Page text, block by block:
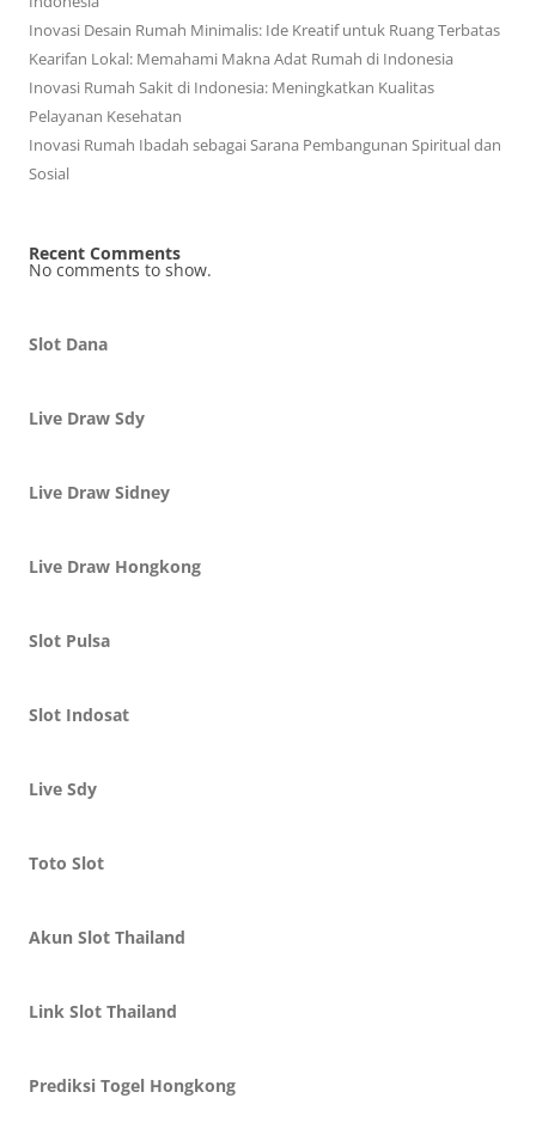
Inovasi Desain Rumah Minimalis: Ide Kreatif untuk Ruang Terbatas
Kearifan Lokal: Memahami Makna Adat Rumah di Indonesia
Inovasi Rumah Sakit di Indonesia: Meningkatkan Kualitas
Pelayanan Kesehatan
Inovasi Rumah Ibadah sebagai Sarana Pembangunan Spiritual dan
Sosial
Recent Comments
No comments to show.
Slot Dana
Live Draw Sdy
Live Draw Sidney
Live Draw Hongkong
Slot Pulsa
Slot Indosat
Live Sdy
Toto Slot
Akun Slot Thailand
Link Slot Thailand
Prediksi Togel Hongkong